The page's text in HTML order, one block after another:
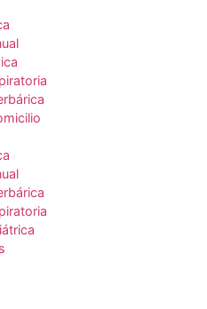
CHILLOS
Oncológica